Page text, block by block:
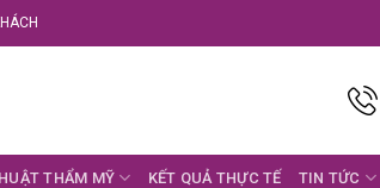
THẨM MỸ KẾT QUẢ THỰC TẾ TIN TỨC